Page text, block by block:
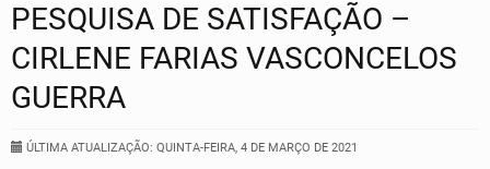
PESQUISA DE SATISFAÇÃO –
CIRLENE FARIAS VASCONCELOS
GUERRA
ÚLTIMA ATUALIZAÇÃO: QUINTA-FEIRA, 4 DE MARÇO DE 2021